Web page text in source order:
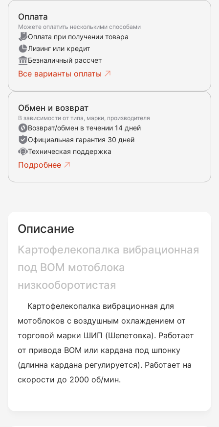
Оплата
Можете оплатить несколькими способами
Оплата при получении товара
Лизинг или кредит
Безналичный рассчет
Все варианты оплаты
Обмен и возврат
В зависимости от типа, марки, производителя
Возврат/обмен в течении 14 дней
Официальная гарантия 30 дней
Техническая поддержка
Подробнее
Описание
Картофелекопалка вибрационная
под ВОМ мотоблока
низкооборотистая
Картофелекопалка вибрационная для
мотоблоков с воздушным охлаждением от
торговой марки ШИП (Шепетовка). Работает
от привода ВОМ или кардана под шпонку
(длинна кардана регулируется). Работает на
скорости до 2000 об/мин.